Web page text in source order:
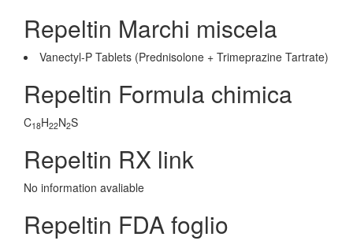
Repeltin Marchi miscela
Vanectyl-P Tablets (Prednisolone + Trimeprazine Tartrate)
Repeltin Formula chimica
C18H22N2S
Repeltin RX link
No information avaliable
Repeltin FDA foglio